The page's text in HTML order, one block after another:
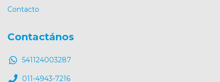
Contacto
Contactános
541124003287
011-4943-7216